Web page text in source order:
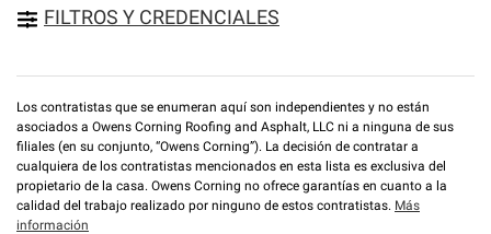
FILTROS Y CREDENCIALES
Los contratistas que se enumeran aquí son independientes y no están
asociados a Owens Corning Roofing and Asphalt, LLC ni a ninguna de sus
filiales (en su conjunto, “Owens Corning”). La decisión de contratar a
cualquiera de los contratistas mencionados en esta lista es exclusiva del
propietario de la casa. Owens Corning no ofrece garantías en cuanto a la
calidad del trabajo realizado por ninguno de estos contratistas. Más
información